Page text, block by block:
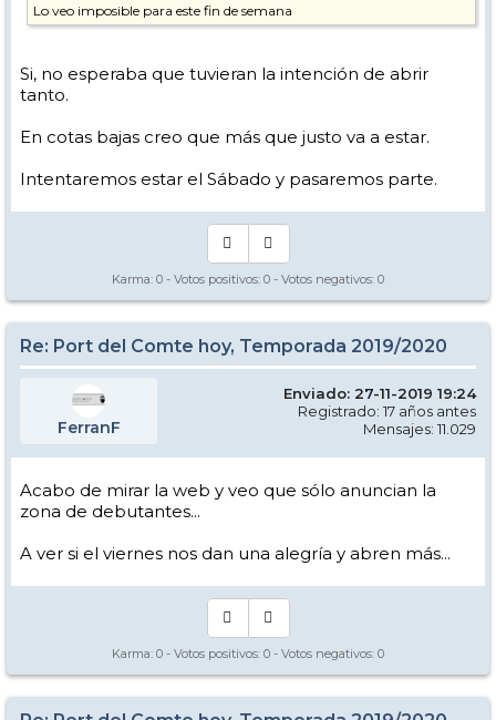
Lo veo imposible para este fin de semana
Si, no esperaba que tuvieran la intención de abrir
tanto.
En cotas bajas creo que más que justo va a estar.
Intentaremos estar el Sábado y pasaremos parte.
Karma: 0 - Votos positivos: 0 - Votos negativos: 0
Re: Port del Comte hoy, Temporada 2019/2020
FerranF
Enviado: 27-11-2019 19:24
Registrado: 17 años antes
Mensajes: 11.029
Acabo de mirar la web y veo que sólo anuncian la
zona de debutantes...
A ver si el viernes nos dan una alegría y abren más...
Karma: 0 - Votos positivos: 0 - Votos negativos: 0